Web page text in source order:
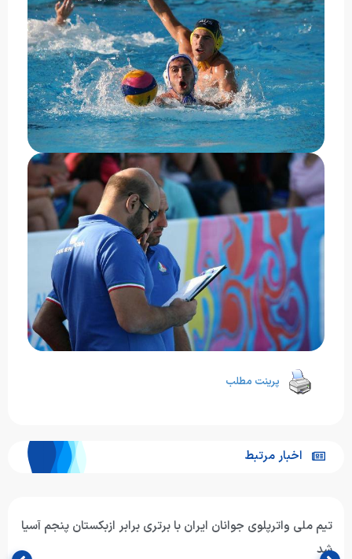
پرینت مطلب
اخبار مرتبط
تیم ملی واترپلوی جوانان ایران با برتری برابر ازبکستان پنجم آسیا
شد